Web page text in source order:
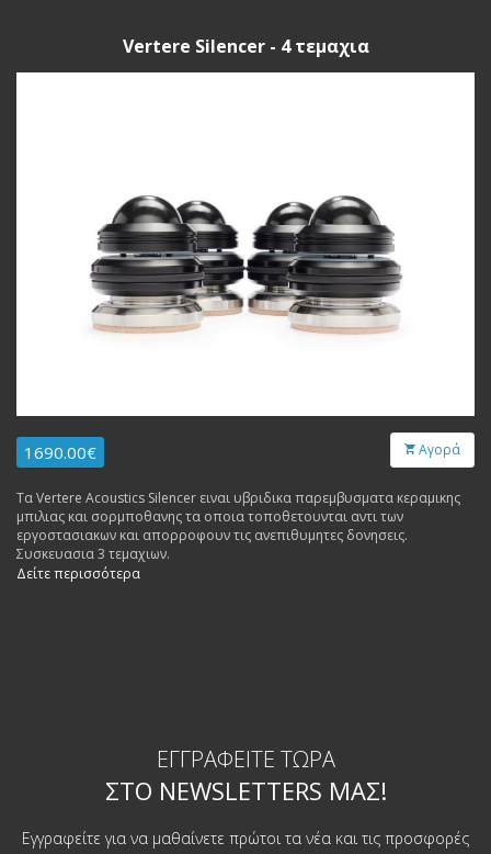
Vertere Silencer - 4 τεμαχια
1690.00€ Αγορά
Τα Vertere Acoustics Silencer ειναι υβριδικα παρεμβυσματα κεραμικης
μπιλιας και σορμποθανης τα οποια τοποθετουνται αντι των
εργοστασιακων και απορροφουν τις ανεπιθυμητες δονησεις.
Συσκευασια 3 τεμαχιων.
Δείτε περισσότερα
ΕΓΓΡΑΦΕΊΤΕ ΤΏΡΑ
ΣΤΟ NEWSLETTERS ΜΑΣ!
Εγγραφείτε για να μαθαίνετε πρώτοι τα νέα και τις προσφορές